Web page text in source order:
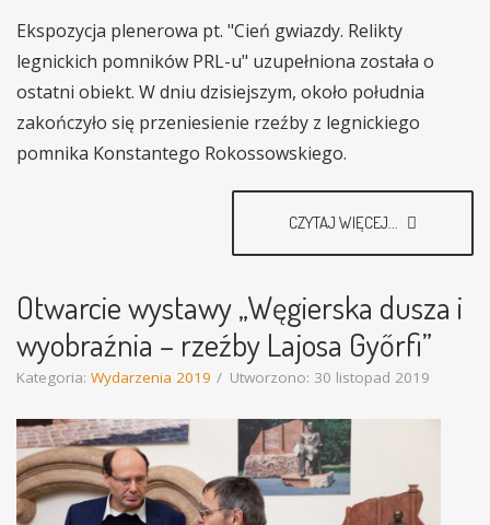
Ekspozycja plenerowa pt. "Cień gwiazdy. Relikty
legnickich pomników PRL-u" uzupełniona została o
ostatni obiekt. W dniu dzisiejszym, około południa
zakończyło się przeniesienie rzeźby z legnickiego
pomnika Konstantego Rokossowskiego.
CZYTAJ WIĘCEJ...
Otwarcie wystawy „Węgierska dusza i
wyobraźnia – rzeźby Lajosa Győrfi”
Kategoria: Wydarzenia 2019 Utworzono: 30 listopad 2019